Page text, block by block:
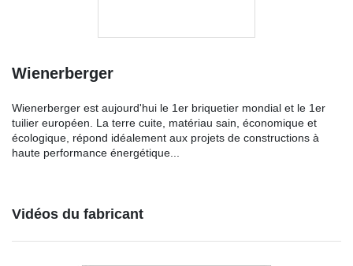
Wienerberger
Wienerberger est aujourd'hui le 1er briquetier mondial et le 1er
tuilier européen. La terre cuite, matériau sain, économique et
écologique, répond idéalement aux projets de constructions à
haute performance énergétique...
Vidéos du fabricant